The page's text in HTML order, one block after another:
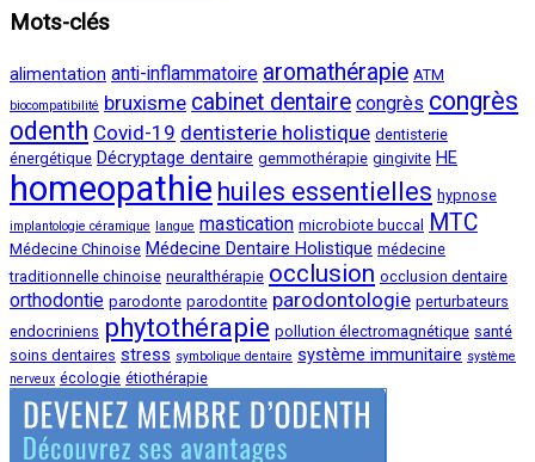
Mots-clés
alimentation anti-inflammatoire aromathérapie ATM
biocompatibilité bruxisme cabinet dentaire congrès congrès
odenth Covid-19 dentisterie holistique dentisterie
énergétique Décryptage dentaire gemmothérapie gingivite HE
homeopathie huiles essentielles hypnose
implantologie céramique langue mastication microbiote buccal MTC
Médecine Chinoise Médecine Dentaire Holistique médecine
traditionnelle chinoise neuralthérapie occlusion occlusion dentaire
orthodontie parodonte parodontite parodontologie perturbateurs
endocriniens phytothérapie pollution électromagnétique santé
soins dentaires stress symbolique dentaire système immunitaire système
nerveux écologie étiothérapie